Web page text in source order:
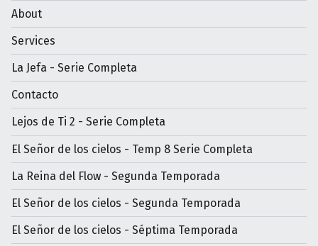
About
Services
La Jefa - Serie Completa
Contacto
Lejos de Ti 2 - Serie Completa
El Señor de los cielos - Temp 8 Serie Completa
La Reina del Flow - Segunda Temporada
El Señor de los cielos - Segunda Temporada
El Señor de los cielos - Séptima Temporada